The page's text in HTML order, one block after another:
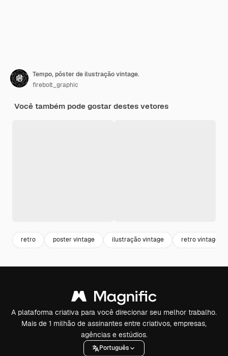
Tempo, pôster de ilustração vintage.
firebolt_graphic
Você também pode gostar destes vetores
retro poster vintage ilustração vintage retro vintage
A plataforma criativa para você direcionar seu melhor trabalho.
Mais de 1 milhão de assinantes entre criativos, empresas,
agências e estúdios.
Português